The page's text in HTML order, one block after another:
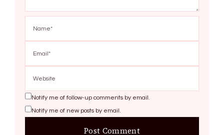
Notify me of follow-up comments by email.
Notify me of new posts by email.